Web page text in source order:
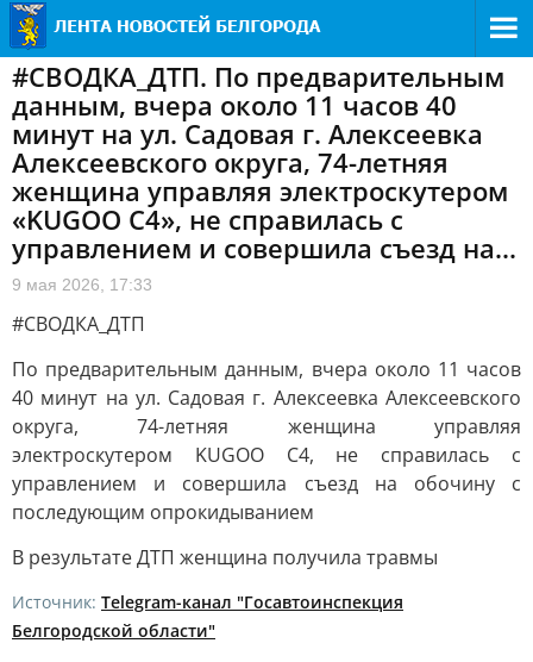
#СВОДКА_ДТП. По предварительным
данным, вчера около 11 часов 40
минут на ул. Садовая г. Алексеевка
Алексеевского округа, 74-летняя
женщина управляя электроскутером
«KUGOO C4», не справилась с
управлением и совершила съезд на...
9 мая 2026, 17:33
#СВОДКА_ДТП
По предварительным данным, вчера около 11 часов
40 минут на ул. Садовая г. Алексеевка Алексеевского
округа, 74-летняя женщина управляя
электроскутером KUGOO C4, не справилась с
управлением и совершила съезд на обочину с
последующим опрокидыванием
В результате ДТП женщина получила травмы
Источник: Telegram-канал "Госавтоинспекция
Белгородской области"